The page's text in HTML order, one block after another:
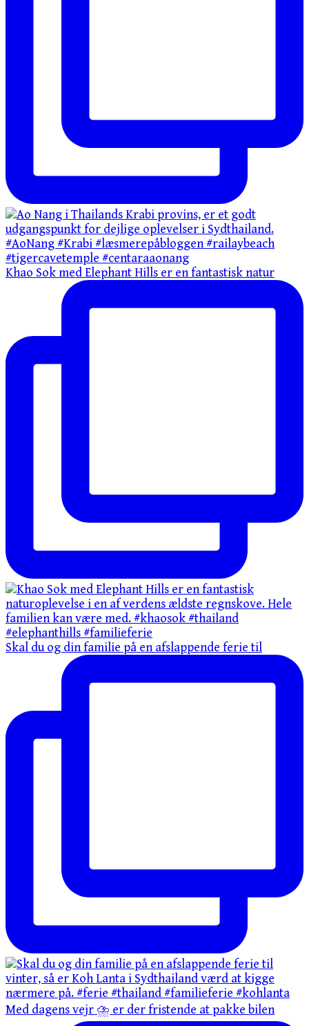
Khao Sok med Elephant Hills er en fantastisk natur
Skal du og din familie på en afslappende ferie til
Med dagens vejr ⛈️ er der fristende at pakke bilen